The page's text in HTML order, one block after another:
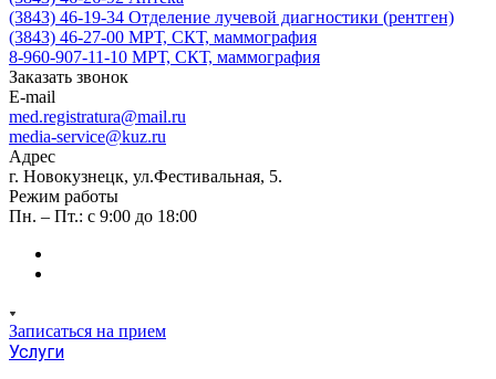
(3843) 46-19-34 Отделение лучевой диагностики (рентген)
(3843) 46-27-00 МРТ, СКТ, маммография
8-960-907-11-10 МРТ, СКТ, маммография
Заказать звонок
E-mail
med.registratura@mail.ru
media-service@kuz.ru
Адрес
г. Новокузнецк, ул.Фестивальная, 5.
Режим работы
Пн. – Пт.: с 9:00 до 18:00
Записаться на прием
Услуги